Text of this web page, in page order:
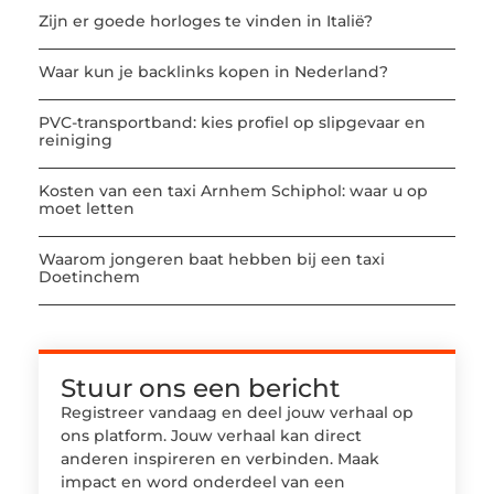
Zijn er goede horloges te vinden in Italië?
Waar kun je backlinks kopen in Nederland?
PVC-transportband: kies profiel op slipgevaar en
reiniging
Kosten van een taxi Arnhem Schiphol: waar u op
moet letten
Waarom jongeren baat hebben bij een taxi
Doetinchem
Stuur ons een bericht
Registreer vandaag en deel jouw verhaal op
ons platform. Jouw verhaal kan direct
anderen inspireren en verbinden. Maak
impact en word onderdeel van een